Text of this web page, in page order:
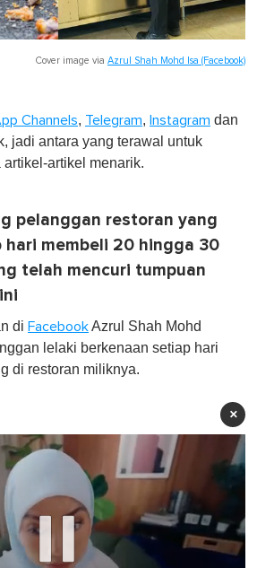
Cover image via Azrul Shah Mohd Isa (Facebook)
Channels, Telegram, Instagram dan
jadi antara yang terawal untuk
artikel menarik.
pelanggan restoran yang
membeli 20 hingga 30
telah mencuri tumpuan
di FacebookAzrul Shah Mohd
lelaki berkenaan setiap hari
di restoran miliknya.
×